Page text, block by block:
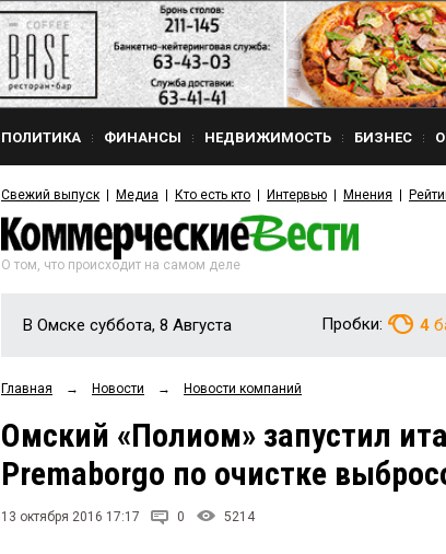
ПОЛИТИКА ФИНАНСЫ НЕДВИЖИМОСТЬ БИЗНЕС
Свежий выпуск Медиа Кто есть кто Интервью Мнения
О том, что происходит на самом деле
В Омске суббота, 8 Августа Пробки: 4
Главная → Новости → Новости компаний
Омский «Полиом» запустил
Premaborgo по очистке
13 октября 2016 17:17 0 5214